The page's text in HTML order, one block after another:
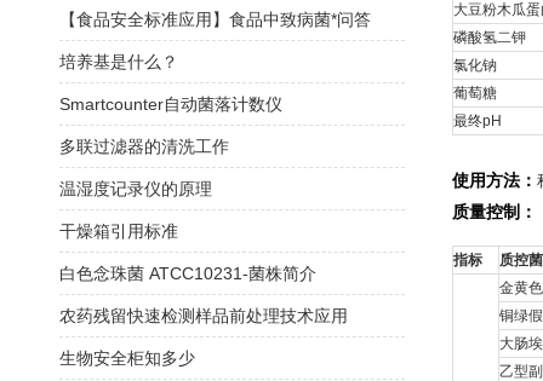
大豆粉木瓜
磷酸氢二钾
氯化钠
葡萄糖
最终pH
使用方法：
质量控制：
指标 质控
金黄
铜绿
大肠
乙型
【食品安全标准应用】食品中致病菌*问答
培养基是什么？
Smartcounter自动菌落计数仪
多联过滤器的清洗工作
温湿度记录仪的原理
干燥箱引用标准
白色念珠菌 ATCC10231-菌株简介
农药残留快速检测样品前处理技术应用
生物安全柜知多少